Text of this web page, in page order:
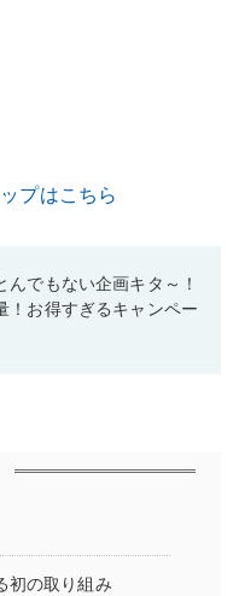
プはこちら
んでもない企画キタ～！
！お得すぎるキャンペー
初の取り組み